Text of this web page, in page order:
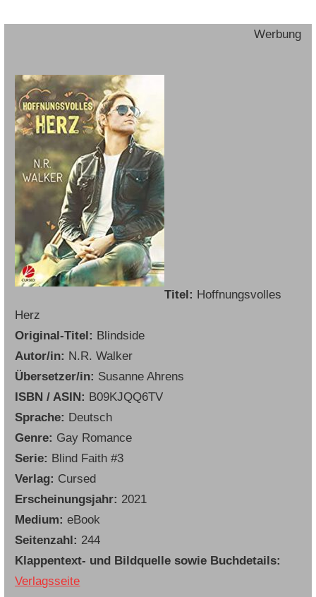
Werbung
Titel: Hoffnungsvolles
Herz
Original-Titel: Blindside
Autor/in: N.R. Walker
Übersetzer/in: Susanne Ahrens
ISBN / ASIN: B09KJQQ6TV
Sprache: Deutsch
Genre: Gay Romance
Serie: Blind Faith #3
Verlag: Cursed
Erscheinungsjahr: 2021
Medium:eBook
Seitenzahl: 244
Klappentext- und Bildquelle sowie Buchdetails:
Verlagsseite